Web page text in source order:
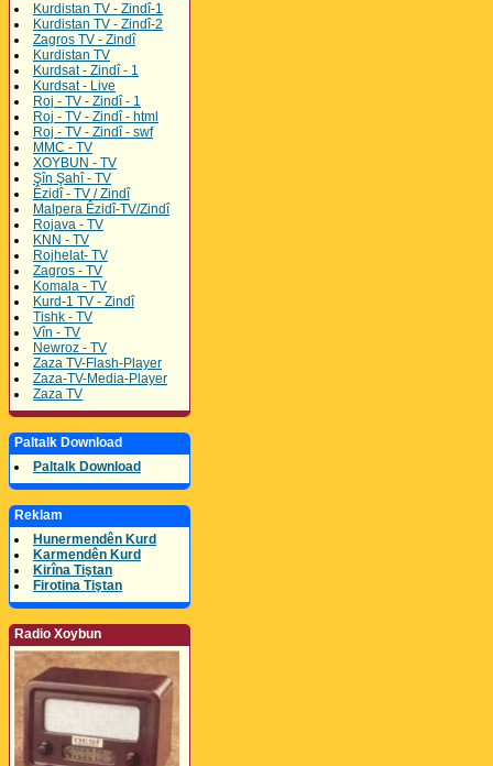
Kurdistan TV - Zindî-1
Kurdistan TV - Zindî-2
Zagros TV - Zindî
Kurdistan TV
Kurdsat - Zindî - 1
Kurdsat - Live
Roj - TV - Zindî - 1
Roj - TV - Zindî - html
Roj - TV - Zindî - swf
MMC - TV
XOYBUN - TV
Şîn Şahî - TV
Êzidî - TV / Zindî
Malpera Êzidî-TV/Zindî
Rojava - TV
KNN - TV
Rojhelat- TV
Zagros - TV
Komala - TV
Kurd-1 TV - Zindî
Tishk - TV
Vîn - TV
Newroz - TV
Zaza TV-Flash-Player
Zaza-TV-Media-Player
Zaza TV
Paltalk Download
Paltalk Download
Reklam
Hunermendên Kurd
Karmendên Kurd
Kirîna Tiştan
Firotina Tiştan
Radio Xoybun